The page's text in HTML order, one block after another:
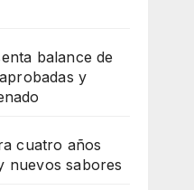
balance de
y
cuatro años
nuevos sabores